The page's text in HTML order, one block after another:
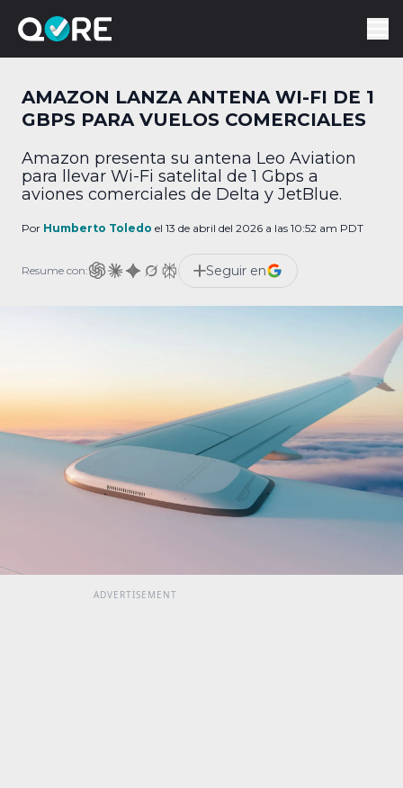
AMAZON LANZA ANTENA WI-FI DE 1
GBPS PARA VUELOS COMERCIALES
Amazon presenta su antena Leo Aviation
para llevar Wi-Fi satelital de 1 Gbps a
aviones comerciales de Delta y JetBlue.
Por Humberto Toledo el 13 de abril del 2026 a las 10:52 am PDT
Resume con: Seguir en